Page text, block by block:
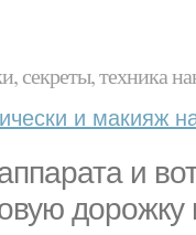
секреты, техника
и макияж
и